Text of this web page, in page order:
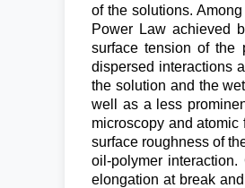
of the solutions.
Power Law achieved
surface tension of the
dispersed interactions
the solution and the
well as a less
microscopy and
surface roughness of
oil-polymer
elongation at break